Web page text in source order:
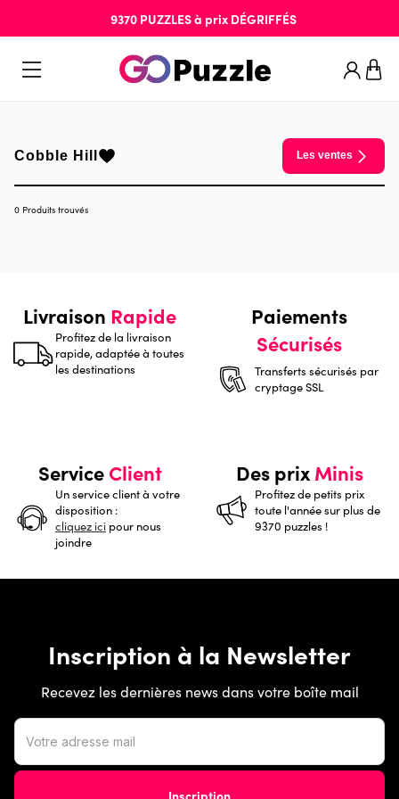
9370 PUZZLESà prix DÉGRIFFÉS
Cobble Hill Les ventes
0 Produits trouvés
Livraison Rapide
Profitez de la livraison
rapide, adaptée à toutes
les destinations
Paiements
Sécurisés
Transferts sécurisés par
cryptage SSL
ServiceClient
Un service client à votre
disposition :
cliquez ici pour nous
joindre
Des prixMinis
Profitez de petits prix
toute l'année sur plus de
9370 puzzles !
Inscription à la Newsletter
Recevez les dernières news dans votre boîte mail